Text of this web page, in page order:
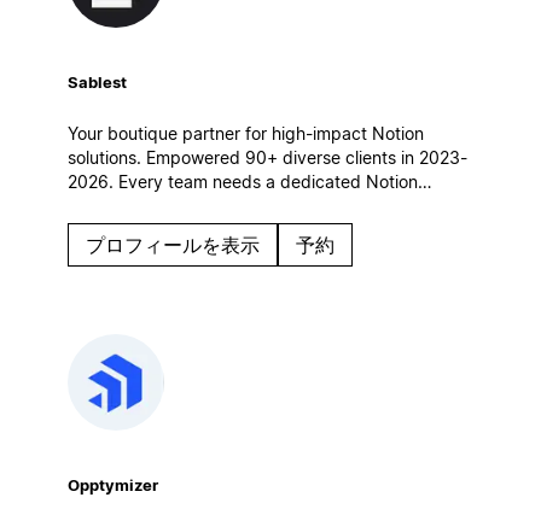
Sablest
Your boutique partner for high-impact Notion
solutions. Empowered 90+ diverse clients in 2023-
2026. Every team needs a dedicated Notion
collaborate and build a custom Notion workspace
tailored to your unique needs.
プロフィールを表示 予約
Opptymizer